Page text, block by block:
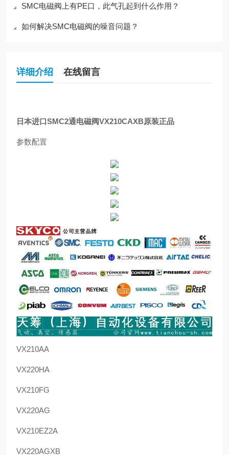
SMC电磁阀上有PE口，此气孔起到什么作用？
如何解决SMC电磁阀的噪音问题？
详细介绍 在线留言
日本进口SMC2通电磁阀VX210CAXB原装正品
参数配置
VX210AA
VX220HA
VX210FG
VX220AG
VX210EZ2A
VX220AGXB